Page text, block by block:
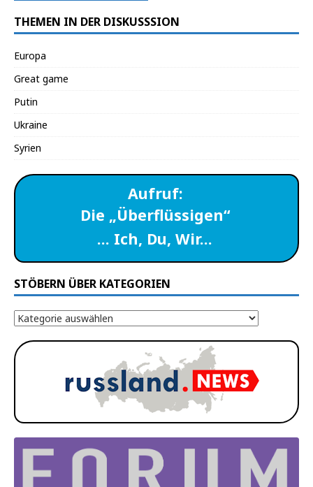
THEMEN IN DER DISKUSSSION
Europa
Great game
Putin
Ukraine
Syrien
Aufruf:
Die „Überflüssigen“
… Ich, Du, Wir…
STÖBERN ÜBER KATEGORIEN